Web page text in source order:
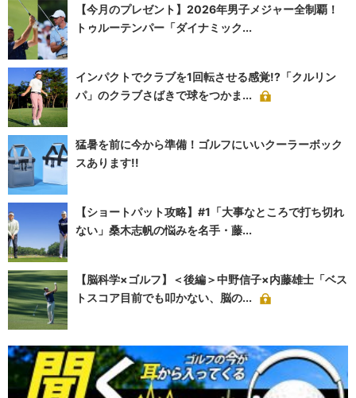
【今月のプレゼント】2026年男子メジャー全制覇！
トゥルーテンパー「ダイナミック...
インパクトでクラブを1回転させる感覚!?「クルリン
パ」のクラブさばきで球をつかま...
猛暑を前に今から準備！ゴルフにいいクーラーボック
スあります!!
【ショートパット攻略】#1「大事なところで打ち切れ
ない」桑木志帆の悩みを名手・藤...
【脳科学×ゴルフ】＜後編＞中野信子×内藤雄士「ベス
トスコア目前でも叩かない、脳の...